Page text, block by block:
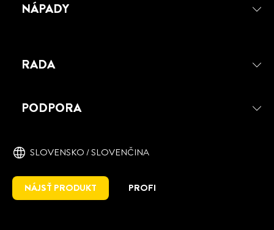
PATTEX 100 %
lepidlo vhodné na široké spektrum
NÁPADY
RADA
PODPORA
SLOVENSKO / SLOVENČINA
NÁJSŤ PRODUKT PROFI